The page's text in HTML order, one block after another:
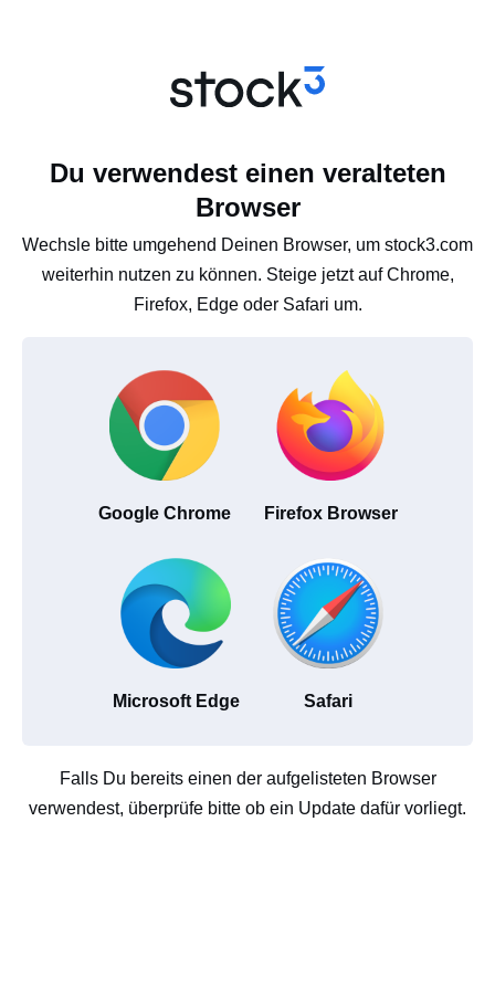
Du verwendest einen veralteten
Browser
Wechsle bitte umgehend Deinen Browser, um stock3.com
weiterhin nutzen zu können. Steige jetzt auf Chrome,
Firefox, Edge oder Safari um.
Google Chrome Firefox Browser
Microsoft Edge Safari
Falls Du bereits einen der aufgelisteten Browser
verwendest, überprüfe bitte ob ein Update dafür vorliegt.